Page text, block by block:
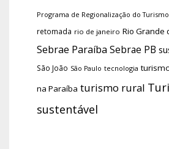
Programa de Regionalização do Turismo
retomada rio de janeiro Rio Grande
Sebrae Paraíba Sebrae PB
São João São Paulo tecnologia
na Paraíba turismo rural
sustentável